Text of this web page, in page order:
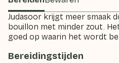
Judasoor krijgt meer smaak
bouillon met minder zout.
goed op waarin het wordt
Bereidingstijden